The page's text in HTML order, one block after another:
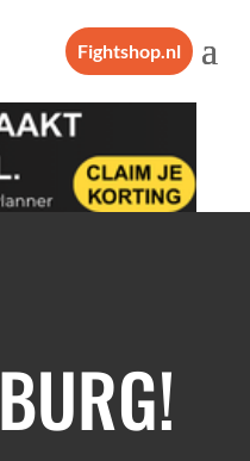
Fightshop.nl